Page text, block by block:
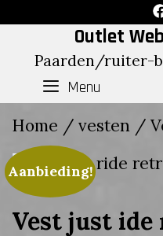
to
content
Outlet
Paarden/ruiter-
Menu
Home / vesten /
Aanbieding!
Vest just ide